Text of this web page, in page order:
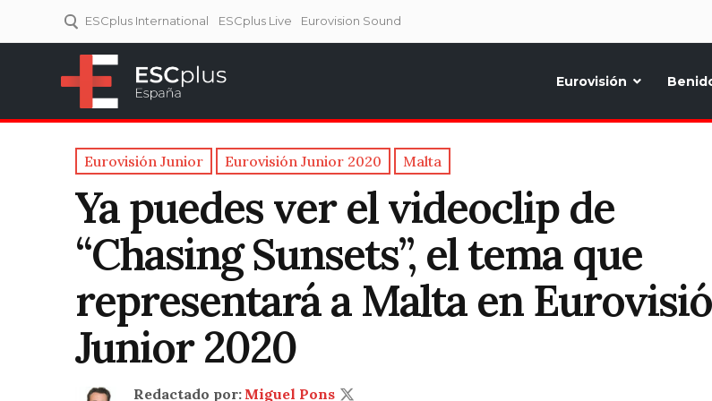
ESCplus International ESCplus Live Eurovision Sound
Eurovisión
Eurovisión Junior Eurovisión Junior 2020 Malta
Ya puedes ver el videoclip de
“Chasing Sunsets”, el tema que
representará a Malta en
Junior 2020
Redactado por: Miguel Pons